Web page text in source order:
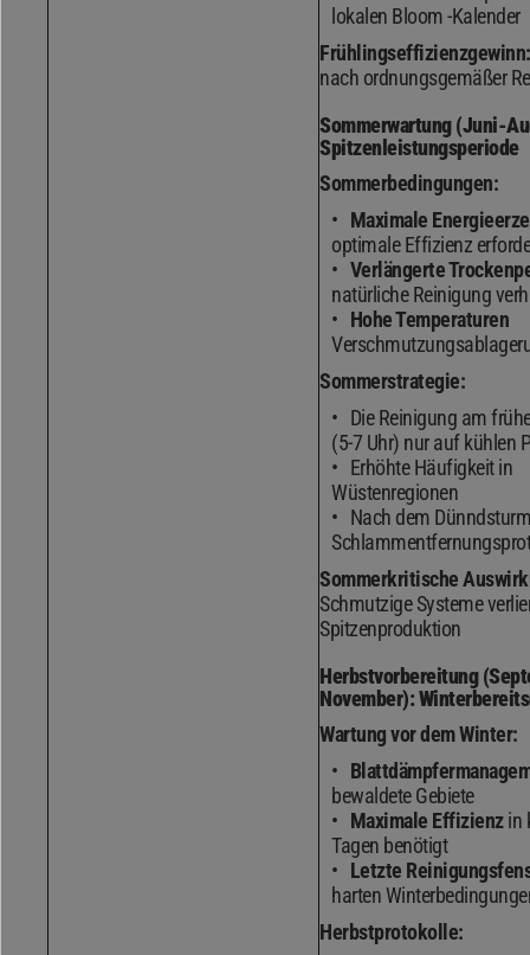
lokalen Bloom -Kalender
Frühlingseffizienzgewinn:
nach ordnungsgemäßer
Sommerwartung (Juni-
Spitzenleistungsperiode
Sommerbedingungen:
Maximale
optimale Effizienz
Verlängerte
natürliche Reinigung
Hohe Temperaturen
Sommerstrategie:
Die Reinigung am
(5-7 Uhr) nur auf kühlen
Erhöhte Häufigkeit in
Wüstenregionen
Nach dem
Sommerkritische
Schmutzige Systeme
Spitzenproduktion
Herbstvorbereitung
November):
Wartung vor dem Winter:
bewaldete Gebiete
Maximale Effizienzin
Tagen benötigt
Letzte
harten
Herbstprotokolle: